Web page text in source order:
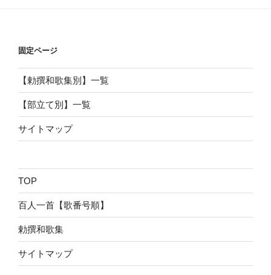
固定ページ
【勅撰和歌集別】一覧
【部立て別】一覧
サイトマップ
TOP
百人一首【歌番号順】
勅撰和歌集
サイトマップ